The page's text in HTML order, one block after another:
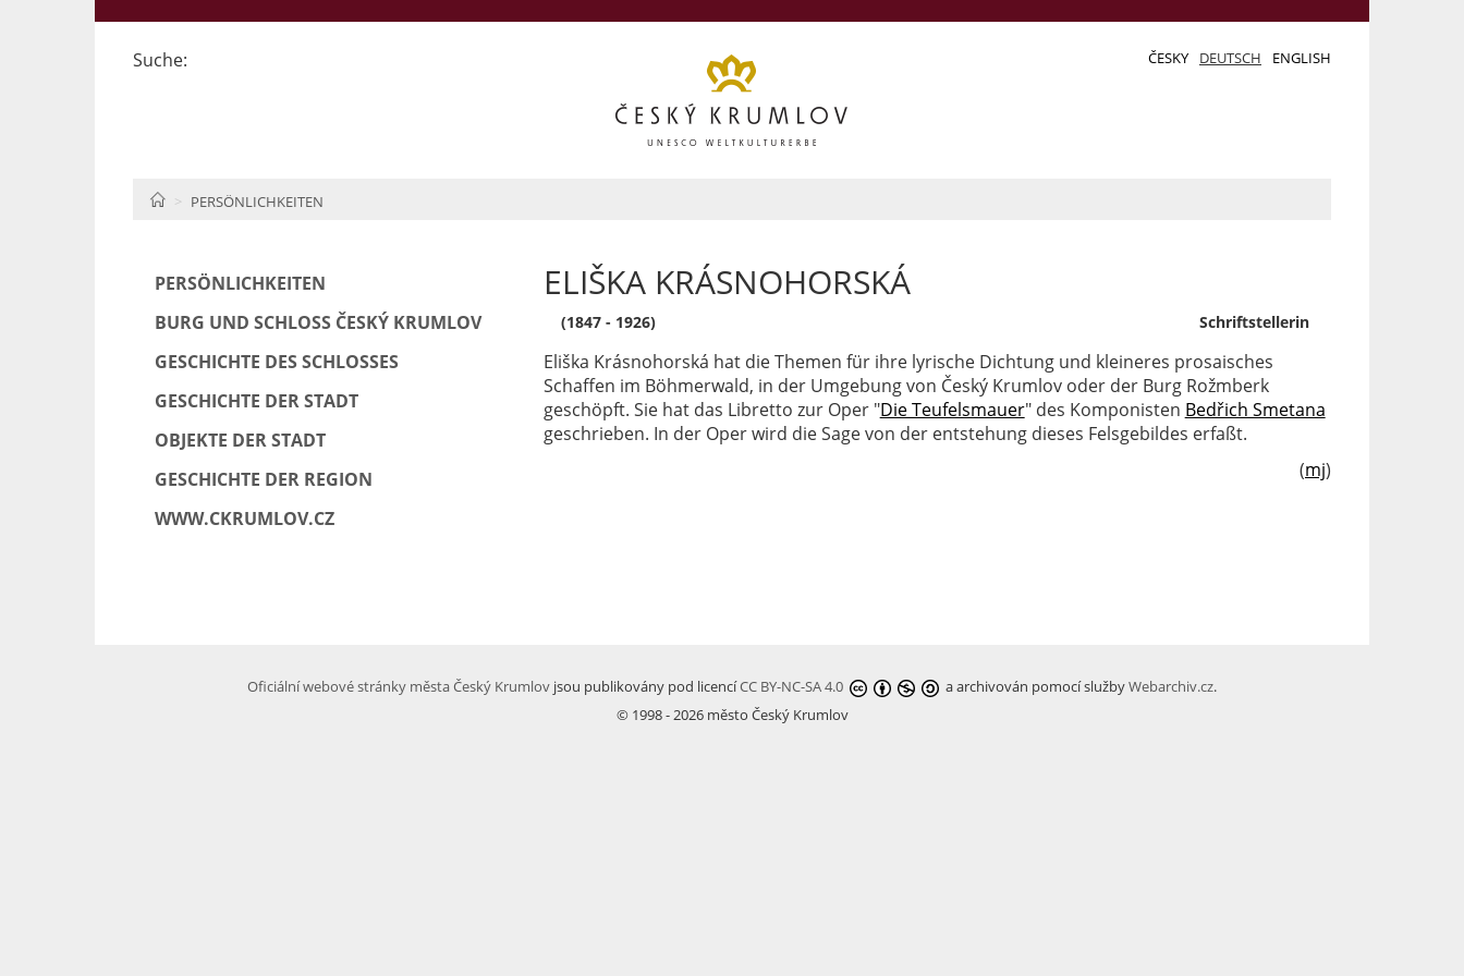
Suche: ČESKY DEUTSCH ENGLISH
HOMEPERSÖNLICHKEITEN
PERSÖNLICHKEITEN
BURG UND SCHLOSS ČESKÝ KRUMLOV
GESCHICHTE DES SCHLOSSES
GESCHICHTE DER STADT
OBJEKTE DER STADT
GESCHICHTE DER REGION
WWW.CKRUMLOV.CZ
ELIŠKA KRÁSNOHORSKÁ
(1847 - 1926) Schriftstellerin
Eliška Krásnohorská hat die Themen für ihre lyrische Dichtung und kleineres prosaisches
Schaffen im Böhmerwald, in der Umgebung von Český Krumlov oder der Burg Rožmberk
geschöpft. Sie hat das Libretto zur Oper "Die Teufelsmauer" des Komponisten Bedřich Smetana
geschrieben. In der Oper wird die Sage von der entstehung dieses Felsgebildes erfaßt.
(mj)
Oficiální webové stránky města Český Krumlov jsou publikovány pod licencíCC BY-NC-SA 4.0 a archivován pomocí službyWebarchiv.cz.
© 1998 - 2026 město Český Krumlov